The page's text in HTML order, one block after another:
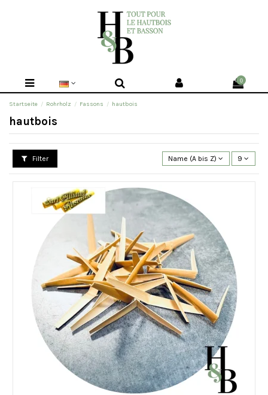
0
Startseite Rohrholz Fassons hautbois
hautbois
Filter Name (A bis Z) 9